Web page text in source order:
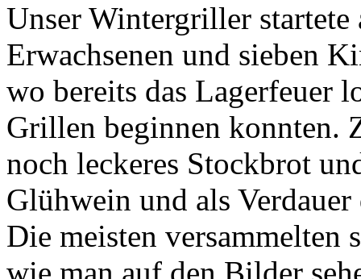
Unser Wintergriller
Erwachsenen und sieben
wo bereits das Lagerfeuer
Grillen beginnen konnten.
noch leckeres Stockbrot
Glühwein und als Verdauer
Die meisten versammelten